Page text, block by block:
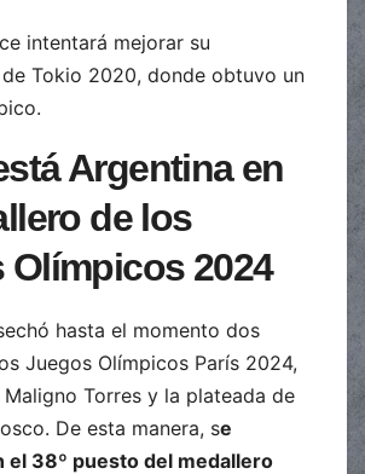
intentará mejorar su
Tokio 2020, donde obtuvo un
Argentina en
de los
Olímpicos 2024
hasta el momento dos
Juegos Olímpicos París 2024,
Torres y la plateada de
De esta manera, se
el 38º puesto del medallero